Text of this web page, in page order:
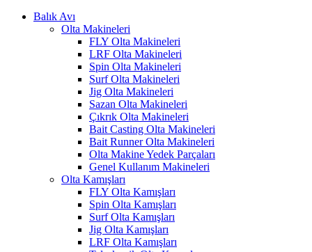
Balık Avı
Olta Makineleri
FLY Olta Makineleri
LRF Olta Makineleri
Spin Olta Makineleri
Surf Olta Makineleri
Jig Olta Makineleri
Sazan Olta Makineleri
Çıkrık Olta Makineleri
Bait Casting Olta Makineleri
Bait Runner Olta Makineleri
Olta Makine Yedek Parçaları
Genel Kullanım Makineleri
Olta Kamışları
FLY Olta Kamışları
Spin Olta Kamışları
Surf Olta Kamışları
Jig Olta Kamışları
LRF Olta Kamışları